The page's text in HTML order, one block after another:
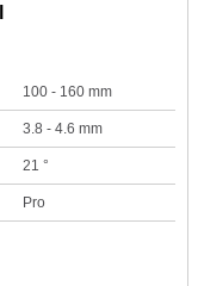
100 - 160 mm
3.8 - 4.6 mm
21 °
Pro